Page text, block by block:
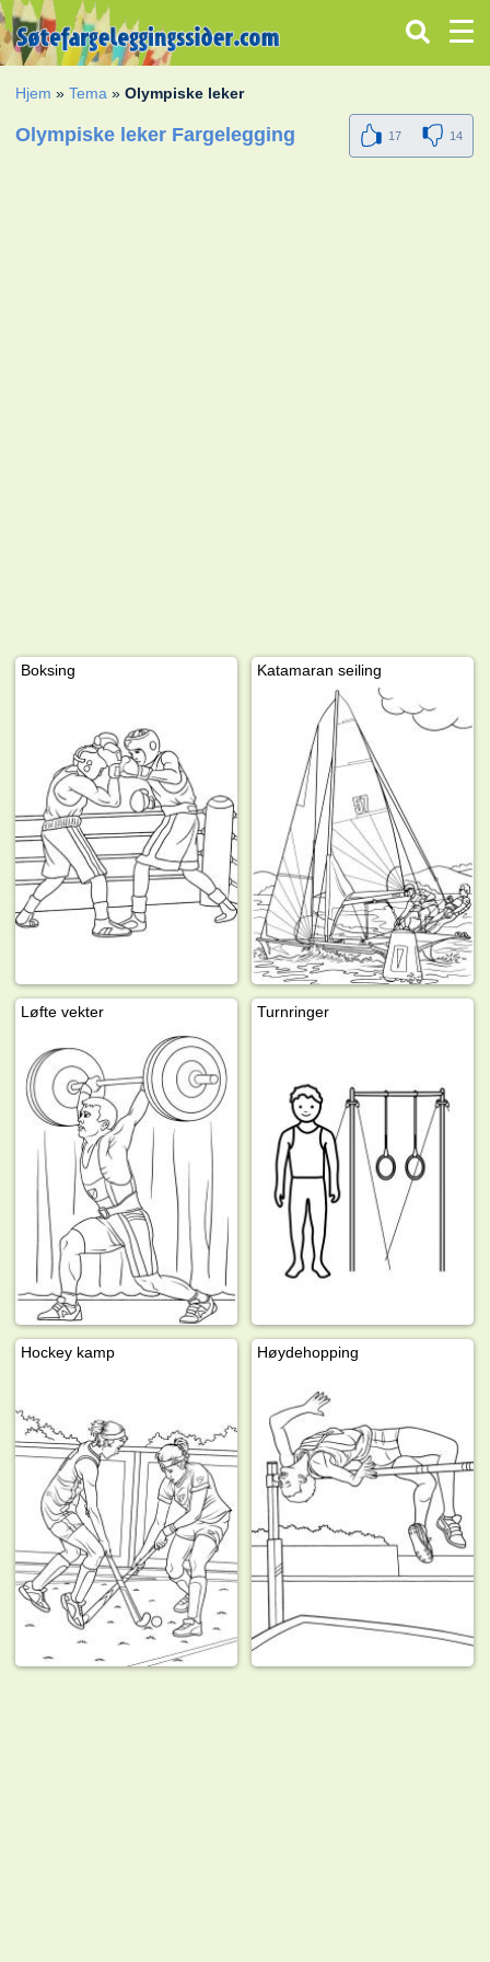
Hjem »Tema »Olympiske leker
Olympiske leker Fargelegging 17 14
Boksing Katamaran seiling
Løfte vekter Turnringer
Hockey kamp Høydehopping